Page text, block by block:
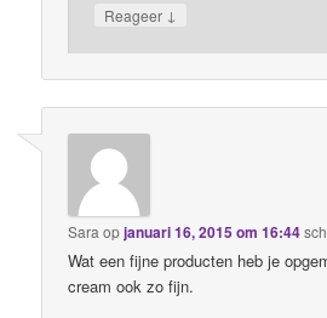
Reageer ↓
Sara opjanuari 16, 2015 om 16:44
Wat een fijne producten heb je
cream ook zo fijn.